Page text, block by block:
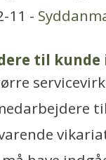
11 -
til kunde